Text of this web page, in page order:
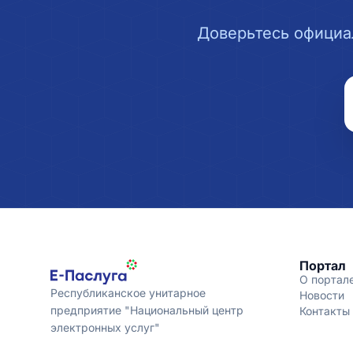
Доверьтесь
Республиканское унитарное
предприятие "Национальный центр
электронных услуг"
Портал
О
Новости
Контакты